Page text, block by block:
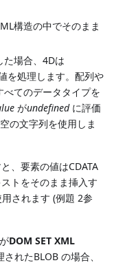
構造の中でそのまま
た場合、4Dは
を処理します。配列や
べてのデータタイプを
がundefinedに評価
の文字列を使用しま
、要素の値はCDATA
トをそのまま挿入す
されます (例題 2参
DOM SET XML
れたBLOB の場合、